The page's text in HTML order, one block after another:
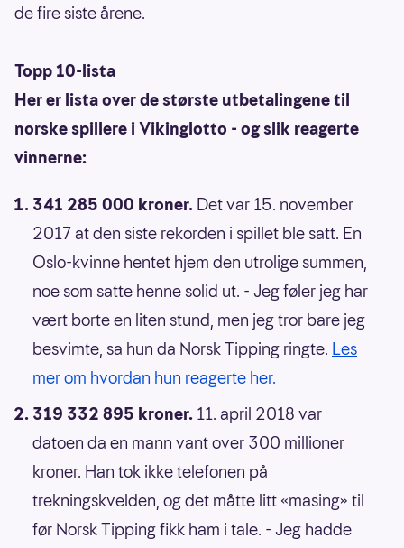
de fire siste årene.
Topp 10-lista
Her er lista over de største utbetalingene til
norske spillere i Vikinglotto - og slik reagerte
vinnerne:
341 285 000 kroner. Det var 15. november
2017 at den siste rekorden i spillet ble satt. En
Oslo-kvinne hentet hjem den utrolige summen,
noe som satte henne solid ut. - Jeg føler jeg har
vært borte en liten stund, men jeg tror bare jeg
besvimte, sa hun da Norsk Tipping ringte. Les
mer om hvordan hun reagerte her.
319 332 895 kroner. 11. april 2018 var
datoen da en mann vant over 300 millioner
kroner. Han tok ikke telefonen på
trekningskvelden, og det måtte litt «masing» til
før Norsk Tipping fikk ham i tale. - Jeg hadde